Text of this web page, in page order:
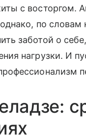
с восторгом.
по
заботой о
нагрузки. И